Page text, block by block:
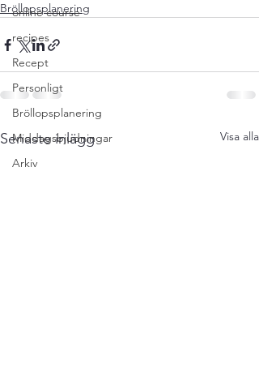
online course
recipes
Recept
Personligt
Bröllopsplanering
Middagsbjudningar
Arkiv
Bröllopsplanering
Senaste inlägg Visa alla